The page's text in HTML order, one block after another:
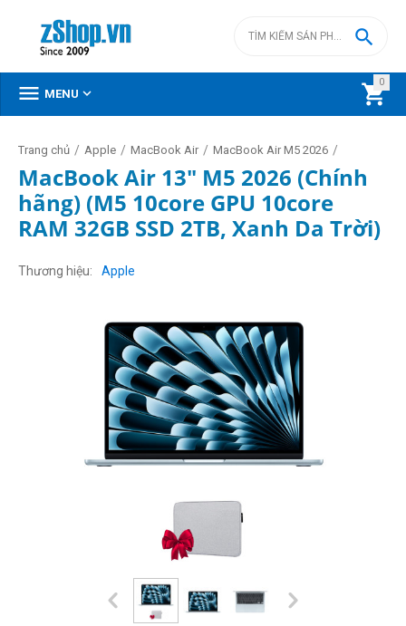
0


 MENU 
Trang chủ / Apple / MacBook Air / MacBook Air M5 2026 /
MacBook Air 13" M5 2026 (Chính
hãng) (M5 10core GPU 10core
RAM 32GB SSD 2TB, Xanh Da Trời)
Thương hiệu Apple